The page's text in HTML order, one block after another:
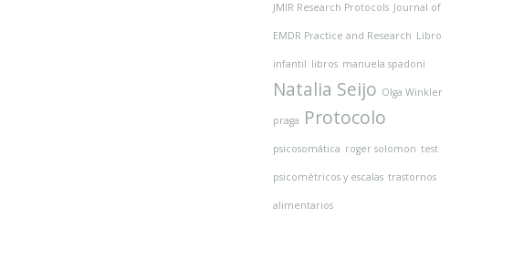
JMIR Research Protocols Journal of
EMDR Practice and Research Libro
infantil libros manuela spadoni
Natalia Seijo Olga Winkler
praga Protocolo
psicosomática roger solomon test
psicométricos y escalas trastornos
alimentarios